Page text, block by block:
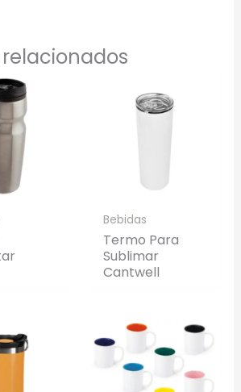
Bebidas
Termo Para
Sublimar
Cantwell